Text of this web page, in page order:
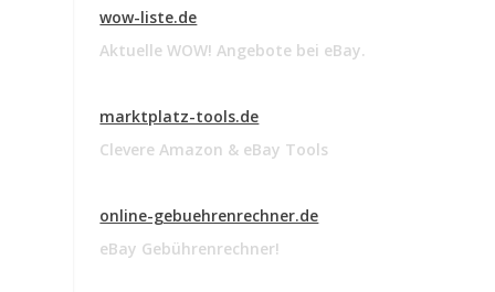
wow-liste.de
Aktuelle WOW! Angebote bei eBay.
marktplatz-tools.de
Clevere Amazon & eBay Tools
online-gebuehrenrechner.de
eBay Gebührenrechner!